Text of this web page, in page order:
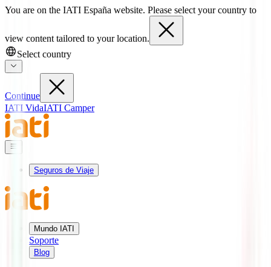
You are on the IATI España website. Please select your country to
view content tailored to your location.
Select country
Continue
IATI VidaIATI Camper
Seguros de Viaje
Mundo IATI
Soporte
Blog